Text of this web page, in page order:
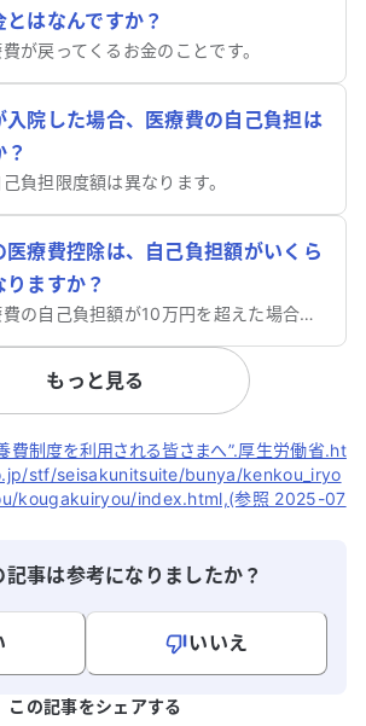
はなんですか？
が戻ってくるお金のことです。
入院した場合、医療費の自己負担は
負担限度額は異なります。
療費控除は、自己負担額がいくら
ますか？
原則、年間の医療費の自己負担額が10万円を超えた場合です。
もっと見る
費制度を利用される皆さまへ”.厚生労働省.ht
stf/seisakunitsuite/bunya/kenkou_iryo
kougakuiryou/index.html,(参照 2025-07
記事は参考になりましたか？
いいえ
この記事をシェアする